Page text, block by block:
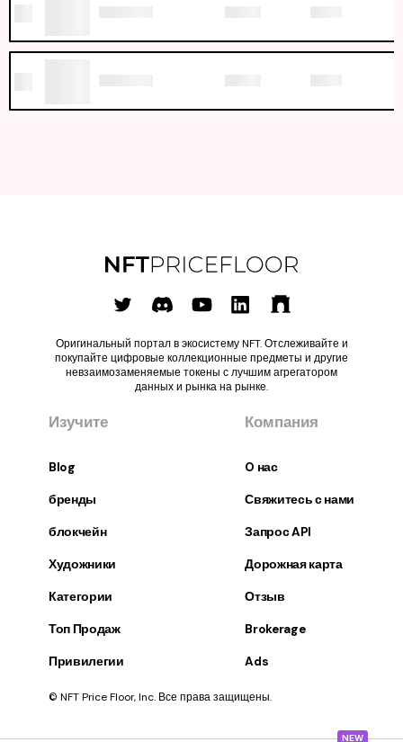
NEW
Оригинальный портал в экосистему NFT. Отслеживайте и
покупайте цифровые коллекционные предметы и другие
невзаимозаменяемые токены с лучшим агрегатором
данных и рынка на рынке.
Изучите
Blog
бренды
блокчейн
Художники
Категории
Топ Продаж
Привилегии
Компания
O нас
Свяжитесь с нами
Запрос API
Дорожная карта
Отзыв
Brokerage
Ads
© NFT Price Floor, Inc. Все права защищены.